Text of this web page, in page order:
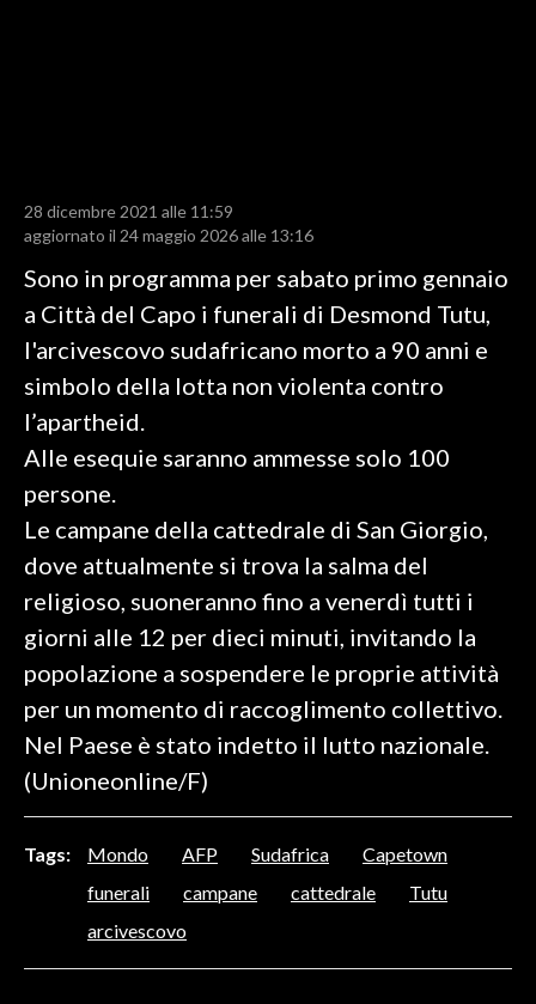
BASKET
CULTURA
GOSSIP
SALUTE
SARDEGNA TURISMO
SARDI NEL MONDO
NOTIZIE
EVENTI
3 MINUTI CON
28 dicembre 2021 alle 11:59
aggiornato il 24 maggio 2026 alle 13:16
Sono in programma per sabato primo gennaio
a Città del Capo i funerali di Desmond Tutu,
l'arcivescovo sudafricano morto a 90 anni e
simbolo della lotta non violenta contro
l’apartheid.
Alle esequie saranno ammesse solo 100
persone.
Le campane della cattedrale di San Giorgio,
dove attualmente si trova la salma del
religioso, suoneranno fino a venerdì tutti i
giorni alle 12 per dieci minuti, invitando la
popolazione a sospendere le proprie attività
per un momento di raccoglimento collettivo.
Nel Paese è stato indetto il lutto nazionale.
(Unioneonline/F)
Tags: Mondo AFP Sudafrica
Capetown
funerali
campane cattedrale
Tutu
arcivescovo